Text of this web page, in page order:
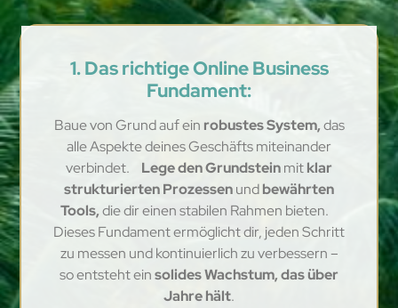
1. Das richtige Online Business
Fundament:
Baue von Grund auf ein robustes System,das
alle Aspekte deines Geschäfts miteinander
verbindet.
Lege den Grundsteinmitklar
strukturierten Prozessenundbewährten
Tools,die dir einen stabilen Rahmen bieten.
Dieses Fundament ermöglicht dir, jeden Schritt
zu messen und kontinuierlich zu verbessern –
so entsteht einsolides Wachstum, das über
Jahre hält.